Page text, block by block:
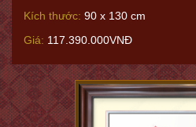
Kích thước: 90 x 130 cm
Giá: 117.390.000VNĐ